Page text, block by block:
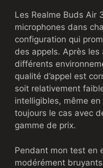
Les Realme Buds Air
microphones dans
configuration qui
des appels. Après
différents
qualité d’appel est
soit relativement
intelligibles, même en
toujours le cas avec
gamme de prix.
Pendant mon test en
modérément